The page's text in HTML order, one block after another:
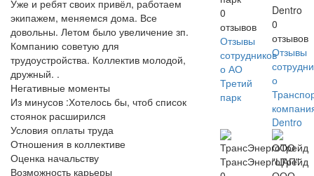
Уже и ребят своих привёл, работаем
экипажем, меняемся дома. Все
довольны. Летом было увеличение зп.
Компанию советую для
трудоустройства. Коллектив молодой,
дружный. .
Негативные моменты
Из минусов :Хотелось бы, чтоб список
стоянок расширился
Условия оплаты труда
Отношения в коллективе
Оценка начальству
Возможность карьеры
0
отзывов
Отзывы
сотрудников
о АО
Третий
парк
Dentro
0
отзывов
Отзывы
о
Dentro
ТрансЭнергоТрейд